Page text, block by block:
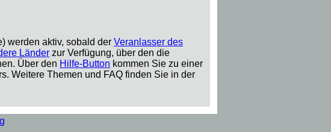
werden aktiv, sobald der Veranlasser des
Länder zur Verfügung, über den die
Über den Hilfe-Button kommen Sie zu einer
Weitere Themen und FAQ finden Sie in der